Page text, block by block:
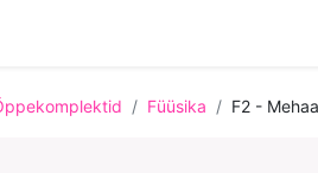
Füüsika F2 -